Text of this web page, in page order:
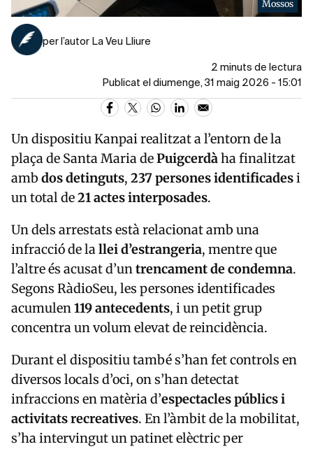
Mossos
per l’autor La Veu Lliure
2 minuts de lectura
Publicat el diumenge, 31 maig 2026 - 15:01
Un dispositiu Kanpai realitzat a l’entorn de la
plaça de Santa Maria dePuigcerdàha finalitzat
amb dos detinguts, 237 persones identificadesi
un total de21 actes interposades.
Un dels arrestats està relacionat amb una
infracció de lallei d’estrangeria, mentre que
l’altre és acusat d’untrencament de condemna.
Segons RàdioSeu, les persones identificades
acumulen119 antecedents, i un petit grup
concentra un volum elevat de reincidència.
Durant el dispositiu també s’han fet controls en
diversos locals d’oci, on s’han detectat
infraccions en matèria d’espectacles públics i
activitats recreatives. En l’àmbit de la mobilitat,
s’ha intervingut un patinet elèctric per